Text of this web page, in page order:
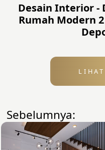
Desain Interior -
Rumah Modern
LIHAT
Sebelumnya: